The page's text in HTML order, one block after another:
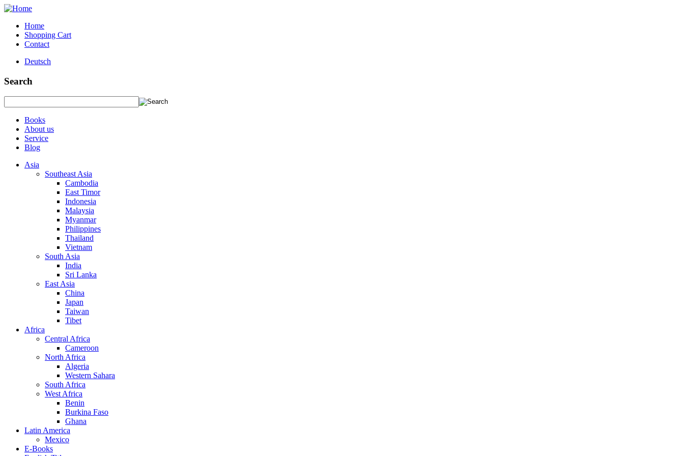
Home
Shopping Cart
Contact
Deutsch
Search
Books
About us
Service
Blog
Asia
Southeast Asia
Cambodia
East Timor
Indonesia
Malaysia
Myanmar
Philippines
Thailand
Vietnam
South Asia
India
Sri Lanka
East Asia
China
Japan
Taiwan
Tibet
Africa
Central Africa
Cameroon
North Africa
Algeria
Western Sahara
South Africa
West Africa
Benin
Burkina Faso
Ghana
Latin America
Mexico
E-Books